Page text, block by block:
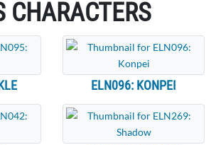
CHARACTERS
ELN096: KONPEI